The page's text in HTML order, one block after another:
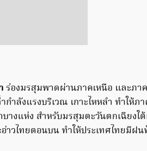
ร่องมรสุมพาดผ่านภาคเหนือ และภา
ำลังแรงบริเวณ เกาะไหหลำ ทำให้ภ
งแห่ง สำหรับมรสุมตะวันตกเฉียงใ
าวไทยตอนบน ทำให้ประเทศไทยมีฝ